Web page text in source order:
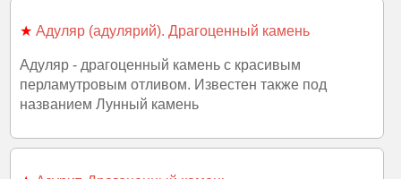
★ Адуляр (адулярий). Драгоценный камень
Адуляр - драгоценный камень с красивым
перламутровым отливом. Известен также под
названием Лунный камень